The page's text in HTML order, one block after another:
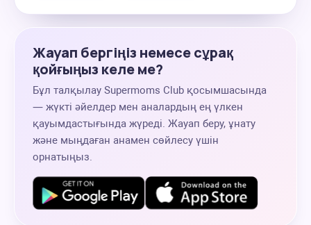
Жауап бергіңіз немесе сұрақ
қойғыңыз келе ме?
Бұл талқылау Supermoms Club қосымшасында
— жүкті әйелдер мен аналардың ең үлкен
қауымдастығында жүреді. Жауап беру, ұнату
және мыңдаған анамен сөйлесу үшін
орнатыңыз.